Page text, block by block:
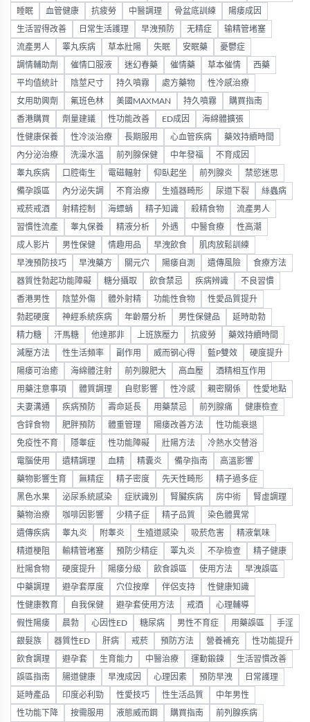
睡眠 血管健康 抗疲勞 中醫調理 骨盆底訓練 陽痿成因
生活習得改善 日常生活護理 早洩預防 无精症 输精管堵塞
流產男人 睪丸疾病 草本壯陽 失眠 安眠藥 憂鬱症
調情輔助劑 催情口服液 迷幻春藥 催情藥 草本催情 西藥
平均值統計 陰莖尺寸 持久噴霧 處方藥物 性冷感治療
女用助興劑 氟班色林 美國MAXMAN 持久噴霧 購買指南
香港購買 劑量建議 性功能改善 ED成因 海綿體擴張
性健康保養 性冷淡治療 長期服用 心血管疾病 藥效持續時間
內分泌治療 洗澡水溫 前列腺保健 中年發福 不育成因
睾丸疾病 口腔衛生 電磁輻射 仰臥起坐 前列腺炎 禁慾迷思
備孕誤區 內分泌失調 不育治療 生殖器畸形 尿道下裂 絲蟲病
戒菸戒酒 射精控制 海螵蛸 精子知識 殺精食物 流產男人
習慣性流產 睾丸保養 精液分析 外遇 中醫食療 性高潮
成人影片 男性保健 情趣用品 早洩飲食 肌肉放鬆訓練
早洩預防技巧 早洩藥方 關元穴 陽痿自測 遺傳風險 食療方法
器質性勃起功能障礙 糖分攝取 飲食禁忌 疾病辨識 不良習慣
香港男性 陰莖外傷 體外射精 功能性食物 性愛品質提升
勃起硬度 神經系統疾病 年齡層分析 男性保健品 延時助勃
精力糖 汗馬糖 他達那非 上班族壓力 抗疲勞 藥效持續時間
減壓方法 性生活頻率 副作用 威而钢心得 藍P雙效 硬度提升
陽痿可治癒 海綿體注射 前列腺肥大 高血壓 酒精相互作用
用藥注意事項 體質調理 自慰影響 性冷感 親密關係 性愛地點
夫妻溝通 疾病預防 壽命延長 用藥禁忌 前列腺痛 健康檢查
含鋅食物 肥胖預防 體重管理 陽痿改善方法 性功能衰退
免疫性不育 隱睾症 性功能障礙 壯陽方法 冷熱水交替浴
電腦使用 遺精調理 血精 精囊炎 備孕指南 高溫影響
藥物影響生育 無精症 精子密度 先天性畸形 精子過多症
黑色水果 泌尿系統感染 症狀識別 腎臟疾病 房中術 腎虛調理
藥物治療 咖啡因影響 少精子症 精子品質 染色體異常
遺傳疾病 睾丸炎 附睾炎 生殖道感染 吸菸危害 精液氣味
精道梗阻 輸精管堵塞 預防少精症 睪丸炎 不孕檢查 精子健康
壯陽食物 硬度提升 陽痿分級 飲食誤區 使用方法 早洩誤區
中藥調理 避孕套厚度 穴位按摩 伴侶支持 性健康知識
性健康教育 自我保健 避孕套使用方法 戒酒 心理輔導
假性陽痿 晨勃 心因性ED 糖尿病 男性不育症 用藥誤區 手淫
銀髮族 器質性ED 肝病 戒菸 預防方法 營養補充 性功能提升
飲食調理 避孕套 生育能力 中醫治療 運動鍛鍊 生活習慣改善
誤區指南 腸道健康 早洩成因 心理因素 預防早洩 日常護理
延時產品 印度必利勁 性愛技巧 性生活品質 中年男性
性功能下降 按需服用 液態威而鋼 購買指南 前列腺疾病